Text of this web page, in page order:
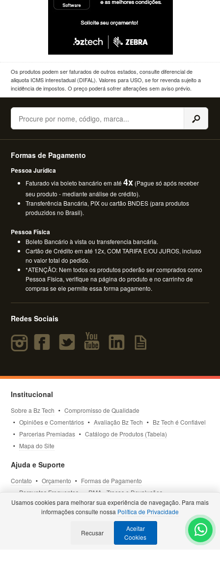
Os produtos podem ser faturados de outros estados, consulte diferencial de
aliquota ICMS interestadual (DIFAL). Valores para USO, se for revenda sujeito a
incidência de impostos. O preço poderá sofrer alterações sem aviso prévio.
Buscar
Formas de Pagamento
Pessoa Jurídica
Faturado via boleto bancário em até4x (Pague só após receber
seu produto - mediante análise de crédito).
Transferência Bancária, PIX ou cartão BNDES (para produtos
produzidos no Brasil).
Pessoa Física
Boleto Bancário à vista ou transferencia bancária.
Cartão de Crédito em até 12x, COM TARIFA E/OU JUROS, incluso
no valor total do pedido.
*ATENÇÃO: Nem todos os produtos poderão ser comprados como
Pessoa Física, verifique na página do produto e no carrinho de
compras se ele permite essa forma pagamento.
Redes Sociais
Institucional
Sobre a Bz Tech
Compromisso de Qualidade
Opiniões e Comentários
Avaliação Bz Tech
Bz Tech é Confiável
Parcerias Premiadas
Catálogo de Produtos (Tabela)
Mapa do Site
Ajuda e Suporte
Contato Orçamento
Formas de Pagamento
Perguntas Frequentes
RMA - Trocas e Devoluções
Política de Privacidade
Termos de Uso Site Seguro
Selos e Certificações- Veja todas as Parcerias Premiadas
Usamos cookies para melhorar sua experiência de navegação. Para mais
informações consulte nossa Política de Privacidade
Recusar
Aceitar
Cookies